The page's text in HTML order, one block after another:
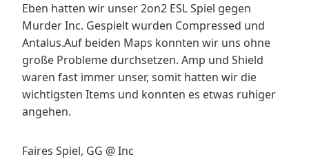
Eben hatten wir unser 2on2 ESL Spiel gegen
Murder Inc. Gespielt wurden Compressed und
Antalus.Auf beiden Maps konnten wir uns ohne
große Probleme durchsetzen. Amp und Shield
waren fast immer unser, somit hatten wir die
wichtigsten Items und konnten es etwas ruhiger
angehen.
Faires Spiel, GG @ Inc